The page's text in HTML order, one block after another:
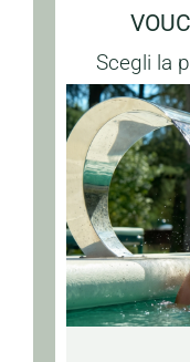
Scegli la